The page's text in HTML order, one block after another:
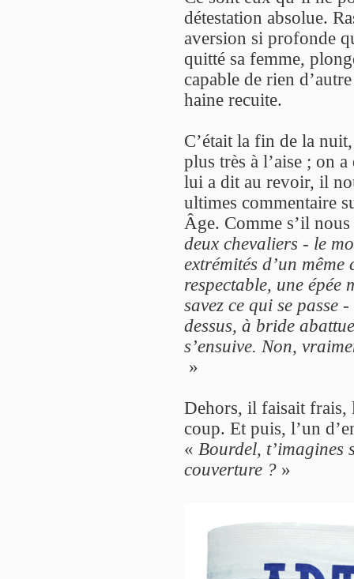
détestation absolue.
aversion si profonde
quitté sa femme,
capable de rien
haine recuite.
C’était la fin de la
plus très à l’aise ; on
lui a dit au revoir, il
ultimes commentaire
Âge. Comme s’il
deux chevaliers - le
extrémités d’un
respectable, une épée
savez ce qui se passe
dessus, à bride
s’ensuive. Non,
»
Dehors, il faisait frais,
coup. Et puis, l’un
« Bourdel, t’imagines
couverture ? »